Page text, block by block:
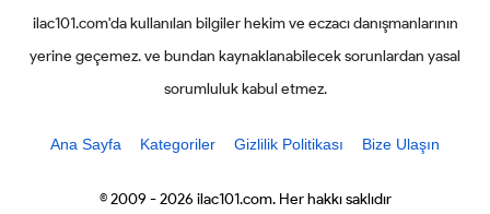
ilac101.com'da kullanılan bilgiler hekim ve eczacı danışmanlarının
yerine geçemez. ve bundan kaynaklanabilecek sorunlardan yasal
sorumluluk kabul etmez.
Ana Sayfa Kategoriler Gizlilik Politikası Bize Ulaşın
© 2009 - 2026 ilac101.com. Her hakkı saklıdır